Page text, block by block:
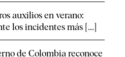
auxilios en verano:
los incidentes más [...]
de Colombia reconoce